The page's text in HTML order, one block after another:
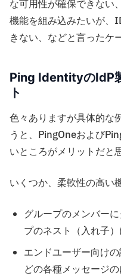
な可用性が確保できない
機能を組み込みたいが、
きない、などと言ったケ
Ping IdentityのIdP
ト
色々ありますが具体的な
うと、PingOneおよび
いところがメリットだと
いくつか、柔軟性の高い
グループのメンバー
プのネスト（入れ子
エンドユーザー向け
どの各種メッセージ